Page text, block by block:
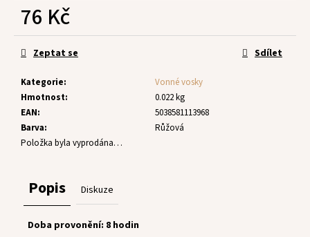
76 Kč
Měrná
cena:
Kategorie:
Vonné vosky
Hmotnost:
0.022 kg
EAN:
5038581113968
Barva:
Růžová
Položka byla vyprodána…
Zeptat se Sdílet
Popis Diskuze
Doba provonění: 8 hodin